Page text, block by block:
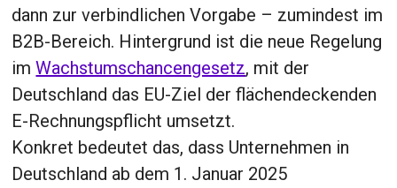
dann zur verbindlichen Vorgabe – zumindest im
B2B-Bereich. Hintergrund ist die neue Regelung
imWachstumschancengesetz, mit der
Deutschland das EU-Ziel der flächendeckenden
E-Rechnungspflicht umsetzt.
Konkret bedeutet das, dass Unternehmen in
Deutschland ab dem 1. Januar 2025